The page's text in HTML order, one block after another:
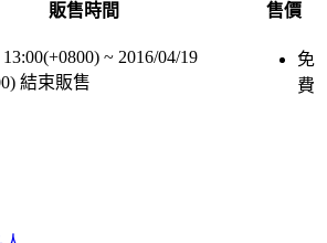
販售時間 售價
~ 2016/04/19
結束販售
免
費